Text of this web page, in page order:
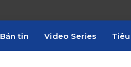
Bản tin Video Series